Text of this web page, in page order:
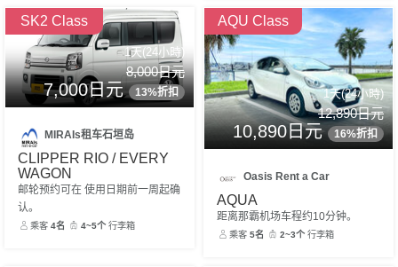
SK2 Class
1天(24小時)
8,000日元
7,000日元 13%折扣
MIRAIs租车石垣岛
CLIPPER RIO / EVERY
WAGON
邮轮预约可在 使用日期前一周起确
认。
乘客4名 4~5个行李箱
AQU Class
1天(24小時)
12,890日元
10,890日元 16%折扣
Oasis Rent a Car
AQUA
距离那霸机场车程约10分钟。
乘客5名 2~3个行李箱